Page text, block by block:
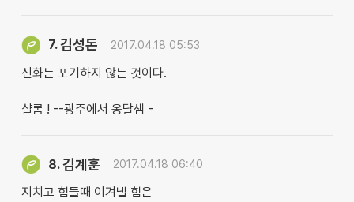
7.김성돈 2017.04.18 05:53
신화는 포기하지 않는 것이다.
샬롬 ! --광주에서 옹달샘 -
8.김계훈 2017.04.18 06:40
지치고 힘들때 이겨낼 힘은